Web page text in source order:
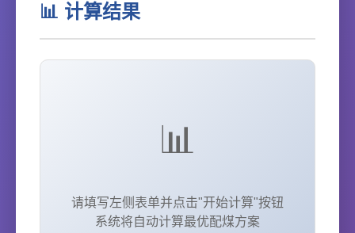
📊 计算结果
📊
请填写左侧表单并点击"开始计算"按钮
系统将自动计算最优配煤方案